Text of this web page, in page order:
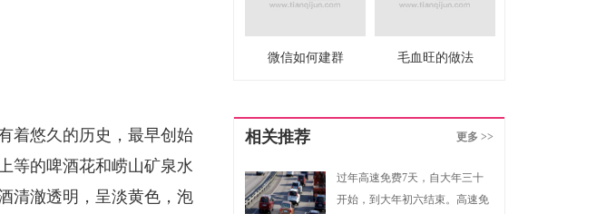
悠久的历史，最早创始
等的啤酒花和崂山矿泉水
清澈透明，呈淡黄色，泡
微信如何建群 毛血旺的做法
相关推荐 更多 >>
过年高速免费7天，自大年三十
开始，到大年初六结束。高速免